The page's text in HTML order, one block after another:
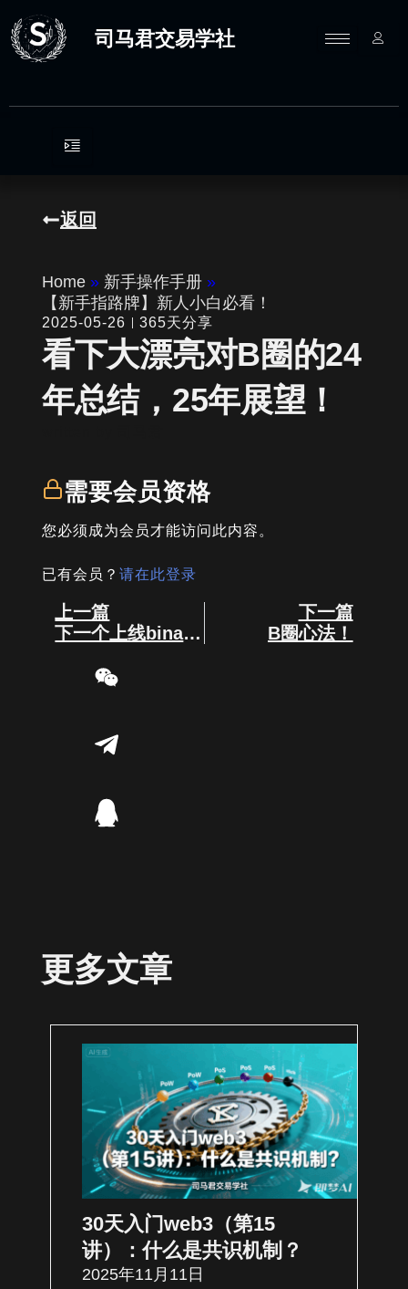
至
内
司马君交易学社
返回
Home » 新手操作手册 »
【新手指路牌】新人小白必看！
2025-05-26 365天分享
看下大漂亮对B圈的24
年总结，25年展望！
需要会员资格
您必须成为会员才能访问此内容。
已有会员？ 请在此登录
Prev
上一篇
下一个上线binance现货的代币是什么？
下一篇
B圈心法！
更多文章
30天入门web3（第15
讲）：什么是共识机制？
2025年11月11日